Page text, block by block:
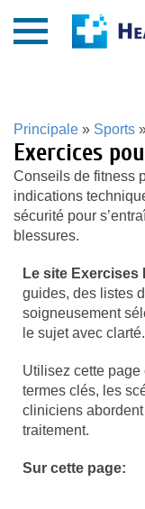
Principale » Sports
Exercices
Conseils de fitness
indications
sécurité pour
blessures.
Le site Exercises
guides, des listes
soigneusement
le sujet avec clarté.
Utilisez cette
termes clés, les
cliniciens
traitement.
Sur cette page: